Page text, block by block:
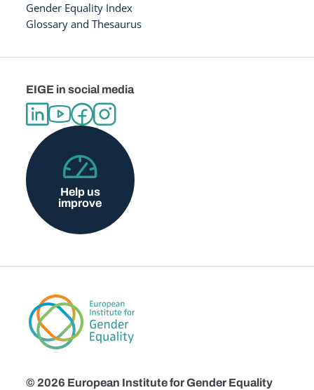
Gender Equality Index
Glossary and Thesaurus
EIGE in social media
Help us
improve
© 2026 European Institute for Gender Equality